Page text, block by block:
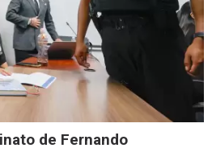
de Fernando